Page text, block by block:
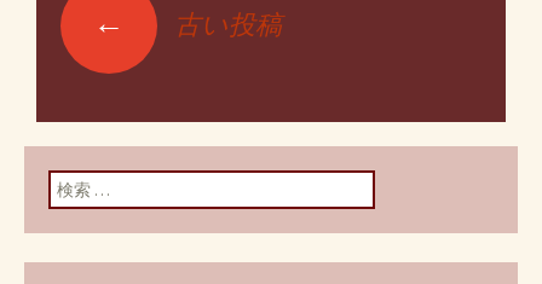
投稿ナビゲーショ
ン
← 古い投稿
検索: